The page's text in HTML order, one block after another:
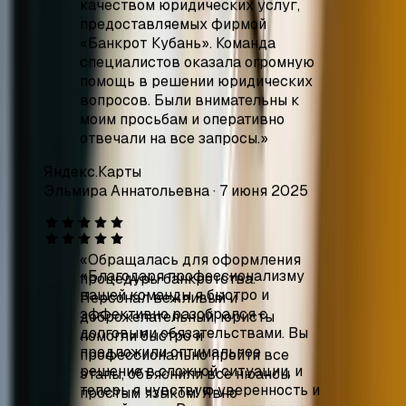
моим просьбам и оперативно
отвечали на все запросы.»
Яндекс.Карты
Эльмира Аннатольевна·7 июня 2025
«Обращалась для оформления
процедуры банкротства.
Персонал вежливый и
помогли быстро и
профессионально пройти все
этапы, объяснили все нюансы
простым языком! Явно
специалисты своего дела.
Рекомендую.»
Яндекс.Карты
Юрова Маргарита·25 мая 2025
«Благодаря профессионализму